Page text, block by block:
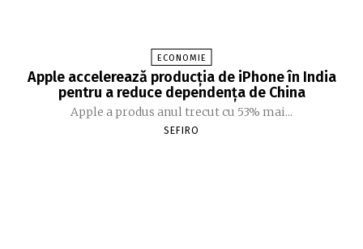
ECONOMIE
Apple accelerează producția de iPhone în India
pentru a reduce dependența de China
Apple a produs anul trecut cu 53% mai...
SEFIRO